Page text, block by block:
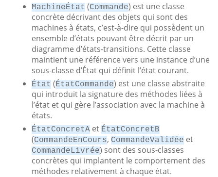
MachineÉtat (Commande) est une classe
concrète décrivant des objets qui sont des
machines à états, c’est-à-dire qui possèdent un
ensemble d’états pouvant être décrit par un
diagramme d’états-transitions. Cette classe
maintient une référence vers une instance d’une
sous-classe d’État qui définit l’état courant.
État (ÉtatCommande) est une classe abstraite
qui introduit la signature des méthodes liées à
l’état et qui gère l’association avec la machine à
états.
ÉtatConcretA et ÉtatConcretB
(CommandeEnCours, CommandeValidée et
CommandeLivrée) sont des sous-classes
concrètes qui implantent le comportement des
méthodes relativement à chaque état.